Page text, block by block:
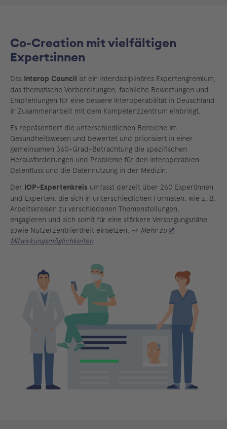
Co-Creation mit vielfältigen
Expert:innen
Das Interop Council ist ein interdisziplinäres Expertengremium,
das thematische Vorbereitungen, fachliche Bewertungen und
Empfehlungen für eine bessere Interoperabilität in Deuschland
in Zusammenarbeit mit dem Kompetenzzentrum einbringt.
Es repräsentiert die unterschiedlichen Bereiche im
Gesundheitswesen und bewertet und priorisiert in einer
gemeinsamen 360-Grad-Betrachtung die spezifischen
Herausforderungen und Probleme für den interoperablen
Datenfluss und die Datennutzung in der Medizin.
Der IOP-Expertenkreis umfasst derzeit über 260 Expertinnen
und Experten, die sich in unterschiedlichen Formaten, wie z. B.
Arbeitskreisen zu verschiedenen Themenstellungen,
engagieren und sich somit für eine stärkere Versorgungsnähe
sowie Nutzerzentriertheit einsetzen.
-> Mehr zu
Mitwirkungsmöglichkeiten